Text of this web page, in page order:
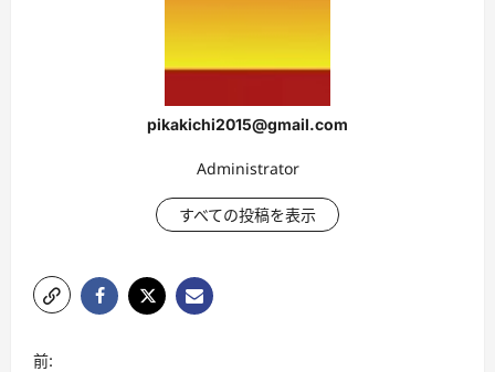
pikakichi2015@gmail.com
Administrator
すべての投稿を表示
投
前: